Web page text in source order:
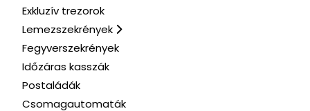
Exkluzív trezorok
Lemezszekrények
Fegyverszekrények
Időzáras kasszák
Postaládák
Csomagautomaták